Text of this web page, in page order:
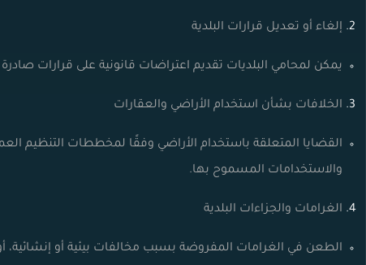
إلغاء أو تعديل قرارات البلدية
يمكن لمحامي البلديات تقديم اعتراضات قانونية على قرارات
الخلافات بشأن استخدام الأراضي والعقارات
القضايا المتعلقة باستخدام الأراضي وفقًا لمخططات التنظيم
والاستخدامات المسموح بها.
الغرامات والجزاءات البلدية
الطعن في الغرامات المفروضة بسبب مخالفات بيئية أو إنشائية،